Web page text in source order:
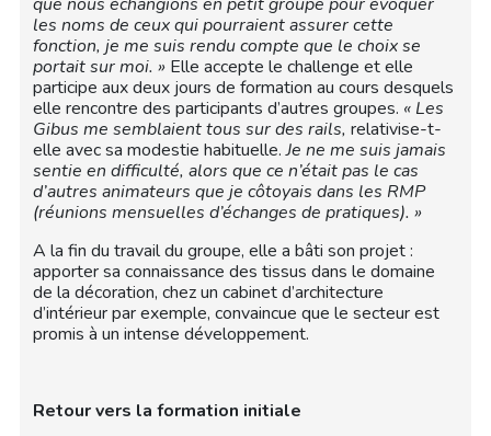
les noms de ceux qui pourraient assurer cette
fonction, je me suis rendu compte que le choix se
portait sur moi. » Elle accepte le challenge et elle
participe aux deux jours de formation au cours desquels
elle rencontre des participants d’autres groupes. « Les
Gibus me semblaient tous sur des rails, relativise-t-
elle avec sa modestie habituelle.Je ne me suis jamais
sentie en difficulté, alors que ce n’était pas le cas
d’autres animateurs que je côtoyais dans les RMP
(réunions mensuelles d’échanges de pratiques). »
A la fin du travail du groupe, elle a bâti son projet :
apporter sa connaissance des tissus dans le domaine
de la décoration, chez un cabinet d’architecture
d’intérieur par exemple, convaincue que le secteur est
promis à un intense développement.
Retour vers la formation initiale